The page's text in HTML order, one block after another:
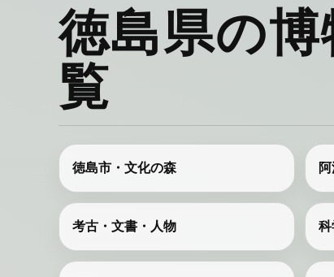
徳島県の
覧
徳島市・文化の森
考古・文書・人物 科